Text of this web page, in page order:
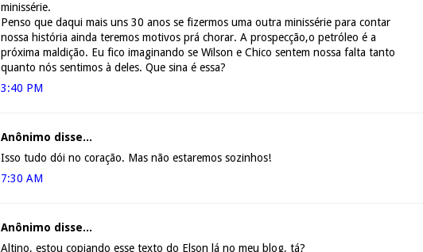
minissérie.
Penso que daqui mais uns 30 anos se fizermos uma outra minissérie para contar
nossa história ainda teremos motivos prá chorar. A prospecção,o petróleo é a
próxima maldição. Eu fico imaginando se Wilson e Chico sentem nossa falta tanto
quanto nós sentimos à deles. Que sina é essa?
3:40 PM
Anônimo disse...
Isso tudo dói no coração. Mas não estaremos sozinhos!
7:30 AM
Anônimo disse...
Altino, estou copiando esse texto do Elson lá no meu blog, tá?